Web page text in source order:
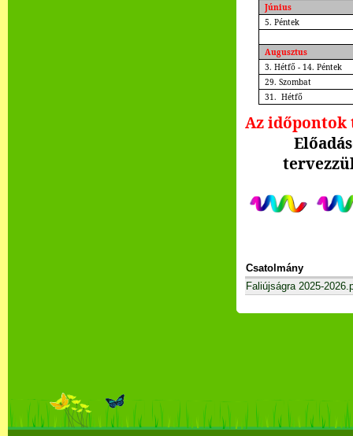
Június
5. Péntek
Augusztus
3. Hétfő - 14. Péntek
29. Szombat
31. Hétfő
Az
Csatolmány
Faliújságra 2025-